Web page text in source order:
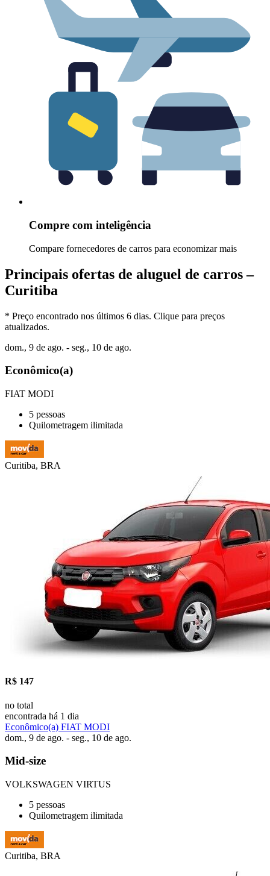
Compre com inteligência
Compare fornecedores de carros para economizar mais
Principais ofertas de aluguel de carros –
Curitiba
* Preço encontrado nos últimos 6 dias. Clique para preços
atualizados.
dom., 9 de ago. - seg., 10 de ago.
Econômico(a)
FIAT MODI
5 pessoas
Quilometragem ilimitada
Curitiba, BRA
R$ 147
no total
encontrada há 1 dia
Econômico(a) FIAT MODI
dom., 9 de ago. - seg., 10 de ago.
Mid-size
VOLKSWAGEN VIRTUS
5 pessoas
Quilometragem ilimitada
Curitiba, BRA